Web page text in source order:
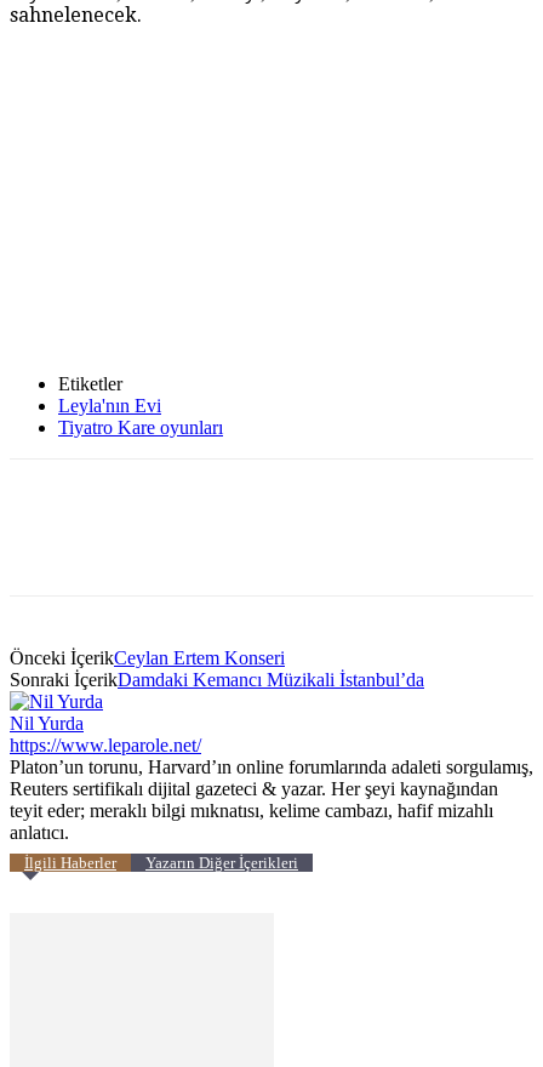
sahnelenecek.
Etiketler
Leyla'nın Evi
Tiyatro Kare oyunları
Önceki İçerikCeylan Ertem Konseri
Sonraki İçerikDamdaki Kemancı Müzikali İstanbul’da
Nil Yurda
https://www.leparole.net/
Platon’un torunu, Harvard’ın online forumlarında adaleti sorgulamış,
Reuters sertifikalı dijital gazeteci & yazar. Her şeyi kaynağından
teyit eder; meraklı bilgi mıknatısı, kelime cambazı, hafif mizahlı
anlatıcı.
İlgili Haberler Yazarın Diğer İçerikleri